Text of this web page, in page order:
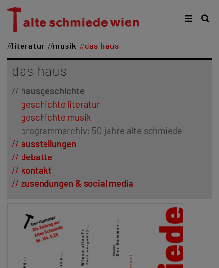
literatur musik das haus
das haus
hausgeschichte
geschichte literatur
geschichte musik
programmarchiv: 50 jahre alte schmiede
ausstellungen
debatte
kontakt
zusendungen & social media